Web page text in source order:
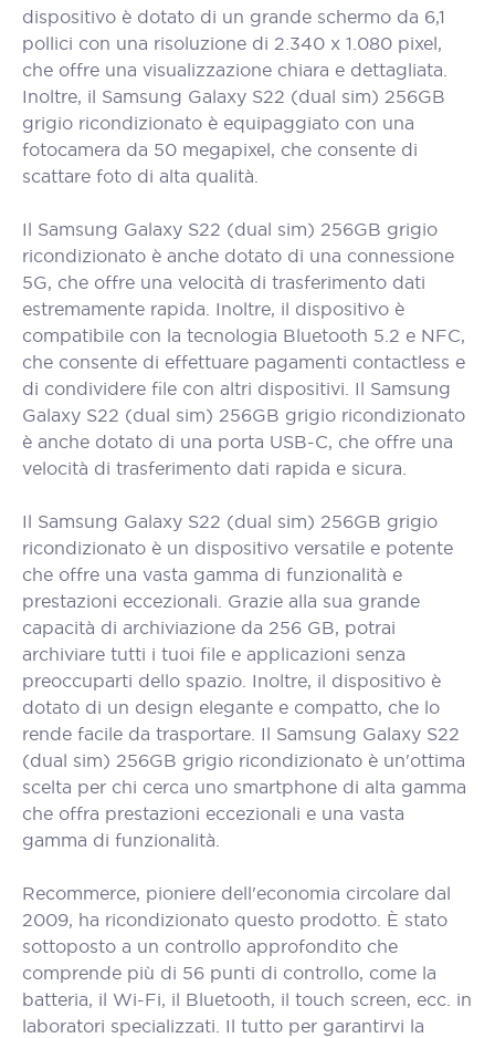
dispositivo è dotato di un grande schermo da 6,1
pollici con una risoluzione di 2.340 x 1.080 pixel,
che offre una visualizzazione chiara e dettagliata.
Inoltre, il Samsung Galaxy S22 (dual sim) 256GB
grigio ricondizionato è equipaggiato con una
fotocamera da 50 megapixel, che consente di
scattare foto di alta qualità.
Il Samsung Galaxy S22 (dual sim) 256GB grigio
ricondizionato è anche dotato di una connessione
5G, che offre una velocità di trasferimento dati
estremamente rapida. Inoltre, il dispositivo è
compatibile con la tecnologia Bluetooth 5.2 e NFC,
che consente di effettuare pagamenti contactless e
di condividere file con altri dispositivi. Il Samsung
Galaxy S22 (dual sim) 256GB grigio ricondizionato
è anche dotato di una porta USB-C, che offre una
velocità di trasferimento dati rapida e sicura.
Il Samsung Galaxy S22 (dual sim) 256GB grigio
ricondizionato è un dispositivo versatile e potente
che offre una vasta gamma di funzionalità e
prestazioni eccezionali. Grazie alla sua grande
capacità di archiviazione da 256 GB, potrai
archiviare tutti i tuoi file e applicazioni senza
preoccuparti dello spazio. Inoltre, il dispositivo è
dotato di un design elegante e compatto, che lo
rende facile da trasportare. Il Samsung Galaxy S22
(dual sim) 256GB grigio ricondizionato è un'ottima
scelta per chi cerca uno smartphone di alta gamma
che offra prestazioni eccezionali e una vasta
gamma di funzionalità.
Recommerce, pioniere dell'economia circolare dal
2009, ha ricondizionato questo prodotto. È stato
sottoposto a un controllo approfondito che
comprende più di 56 punti di controllo, come la
batteria, il Wi-Fi, il Bluetooth, il touch screen, ecc. in
laboratori specializzati. Il tutto per garantirvi la